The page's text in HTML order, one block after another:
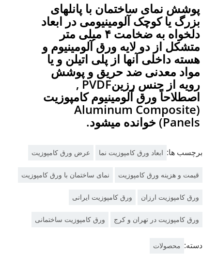
پوشش نمای ساختمان با پانلهای
بزرگ یا کوچک آلومینیومی در ابعاد
دلخواه به ضخامت ۴ میلی متر
متشکل از دو لایه ورق آلومینیوم و
هسته داخلی آنها از پلی اتیلن و یا
مواد معدنی ضد حریق و پوشش
رویه از جنس رزینPVDF ,
اصطلاحاً ورق آلومینیوم کامپوزیت
(Aluminum Composite
Panels) خوانده میشود.
برچسب ها: ابعاد ورق کامپوزیت نما عرض ورق کامپوزیت
قیمت و هزینه ورق کامپوزیت نمای ساختمان با ورق کامپوزیت
ورق کامپوزیت ارزان ورق کامپوزیت ایرانی
ورق کامپوزیت در تهران و کرج ورق کامپوزیت ساختمانی
دسته: محصولات